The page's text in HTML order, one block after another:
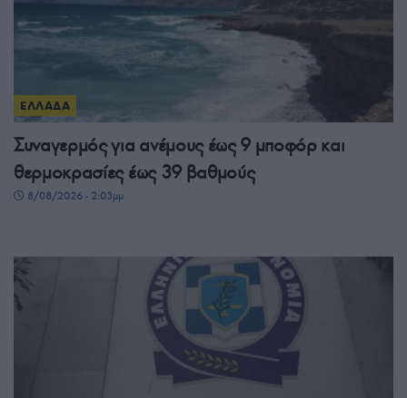
ΕΛΛΑΔΑ
Συναγερμός για ανέμους έως 9 μποφόρ και
θερμοκρασίες έως 39 βαθμούς
8/08/2026 - 2:03μμ